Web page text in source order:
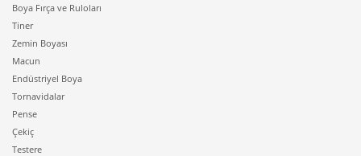
Boya Fırça ve Ruloları
Tiner
Zemin Boyası
Macun
Endüstriyel Boya
Tornavidalar
Pense
Çekiç
Testere